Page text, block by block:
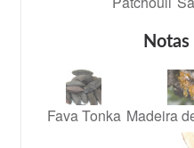
Notas
Fava Tonka Madeira